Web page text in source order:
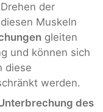
der
Muskeln
gleiten
und können sich
diese
werden.
des